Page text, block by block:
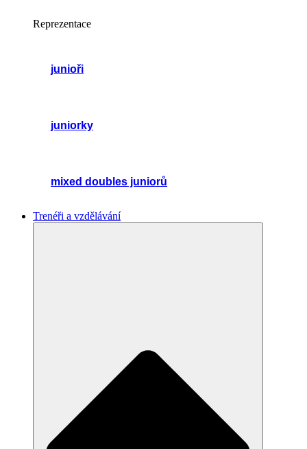
Reprezentace
junioři
juniorky
mixed doubles juniorů
Trenéři a vzdělávání